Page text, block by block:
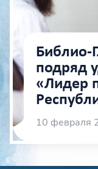
подряд
«Лидер
10 февраля